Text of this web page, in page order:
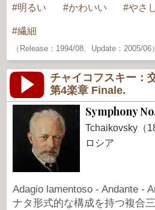
明るい かわいい やさ
繊細
（Release：1994/08、Update：2005/06）
チャイコフスキー：
第4楽章 Finale.
Symphony
Tchaikovsky（
ロシア
Adagio lamentoso - Andante -
ナタ形式的な構成を持つ複合